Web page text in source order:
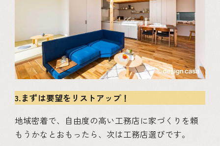
3.まずは要望をリストアップ！
地域密着で、自由度の高い工務店に家づくりを頼
もうかなとおもったら、次は工務店選びです。